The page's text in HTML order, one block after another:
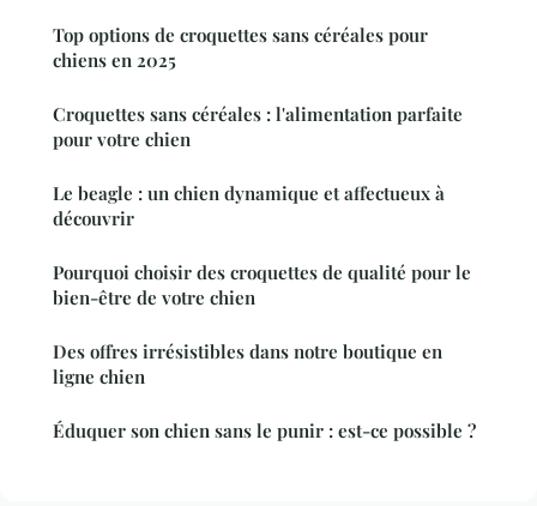
Top options de croquettes sans céréales pour
chiens en 2025
Croquettes sans céréales : l'alimentation parfaite
pour votre chien
Le beagle : un chien dynamique et affectueux à
découvrir
Pourquoi choisir des croquettes de qualité pour le
bien-être de votre chien
Des offres irrésistibles dans notre boutique en
ligne chien
Éduquer son chien sans le punir : est-ce possible ?